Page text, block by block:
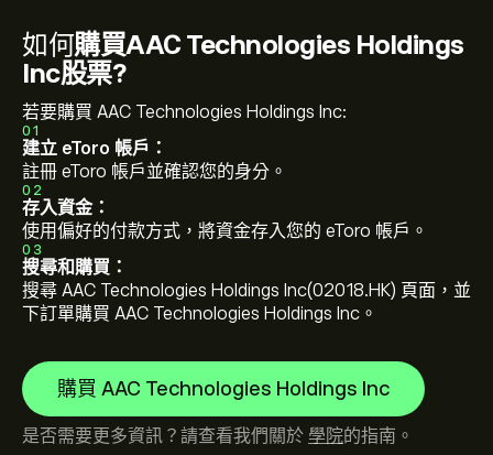
如何購買AAC Technologies Holdings
Inc股票?
若要購買 AAC Technologies Holdings Inc:
01
建立 eToro 帳戶：
註冊 eToro 帳戶並確認您的身分。
02
存入資金：
使用偏好的付款方式，將資金存入您的 eToro 帳戶。
03
搜尋和購買：
搜尋 AAC Technologies Holdings Inc(02018.HK) 頁面，並
下訂單購買 AAC Technologies Holdings Inc。
購買 AAC Technologies Holdings Inc
是否需要更多資訊？請查看我們關於 學院的指南。